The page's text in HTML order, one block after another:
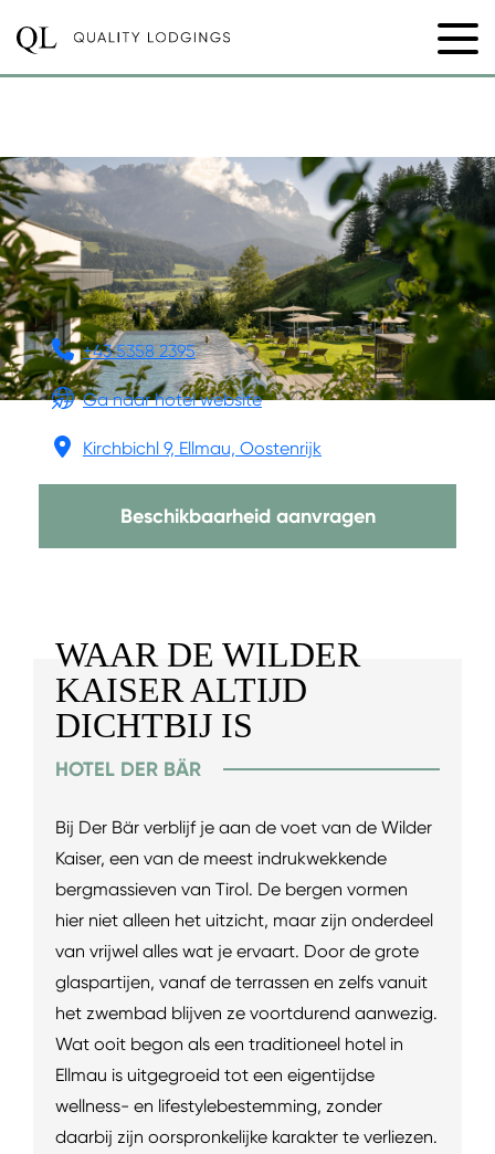
+43 5358 2395
Ga naar hotel website
Kirchbichl 9, Ellmau, Oostenrijk
Beschikbaarheid aanvragen
WAAR DE WILDER
KAISER ALTIJD
DICHTBIJ IS
HOTEL DER BÄR
Bij Der Bär verblijf je aan de voet van de Wilder
Kaiser, een van de meest indrukwekkende
bergmassieven van Tirol. De bergen vormen
hier niet alleen het uitzicht, maar zijn onderdeel
van vrijwel alles wat je ervaart. Door de grote
glaspartijen, vanaf de terrassen en zelfs vanuit
het zwembad blijven ze voortdurend aanwezig.
Wat ooit begon als een traditioneel hotel in
Ellmau is uitgegroeid tot een eigentijdse
wellness- en lifestylebestemming, zonder
daarbij zijn oorspronkelijke karakter te verliezen.